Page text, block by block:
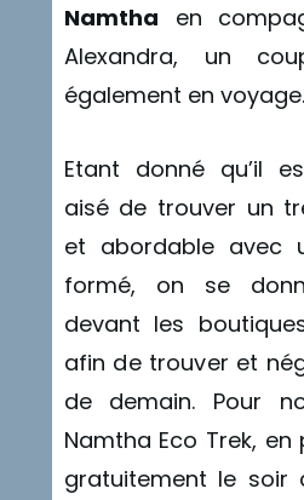
Namtha en
Alexandra, un
également en voyage.
Etant donné qu’il
aisé de trouver un
et abordable avec
formé, on se
devant les
afin de trouver et
de demain. Pour
Namtha Eco Trek,
gratuitement le soir